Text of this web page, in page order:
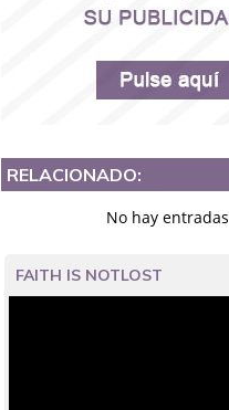
RELACIONADO:
No hay entradas
FAITH IS NOTLOST